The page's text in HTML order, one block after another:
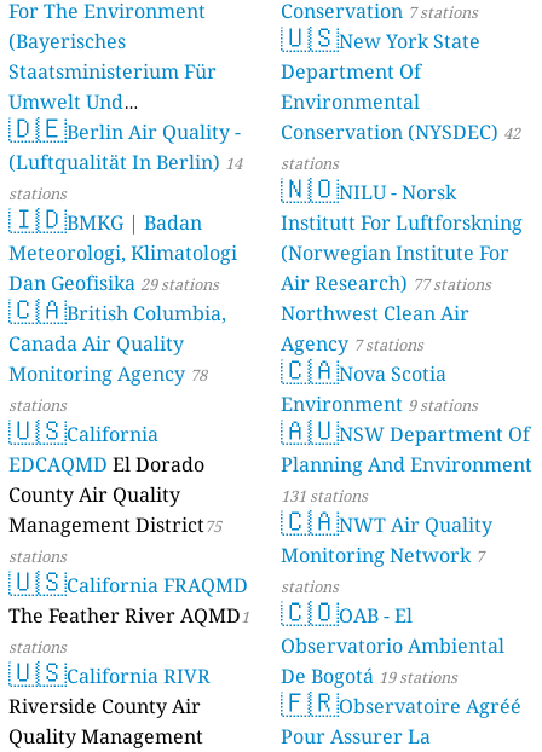
For The Environment
(Bayerisches
Staatsministerium Für
Umwelt Und
Verbraucherschutz) - LfU
46 stations
🇩🇪Berlin Air Quality -
(Luftqualität In Berlin) 14
stations
🇮🇩BMKG | Badan
Meteorologi, Klimatologi
Dan Geofisika 29 stations
🇨🇦British Columbia,
Canada Air Quality
Monitoring Agency 78
stations
🇺🇸California
EDCAQMD El Dorado
County Air Quality
Management District75
stations
🇺🇸California FRAQMD
The Feather River AQMD1
stations
🇺🇸California RIVR
Riverside County Air
Quality Management
Conservation 7 stations
🇺🇸New York State
Department Of
Environmental
Conservation (NYSDEC) 42
stations
🇳🇴NILU - Norsk
Institutt For Luftforskning
(Norwegian Institute For
Air Research) 77 stations
Northwest Clean Air
Agency 7 stations
🇨🇦Nova Scotia
Environment 9 stations
🇦🇺NSW Department Of
Planning And Environment
131 stations
🇨🇦NWT Air Quality
Monitoring Network 7
stations
🇨🇴OAB - El
Observatorio Ambiental
De Bogotá 19 stations
🇫🇷Observatoire Agréé
Pour Assurer La